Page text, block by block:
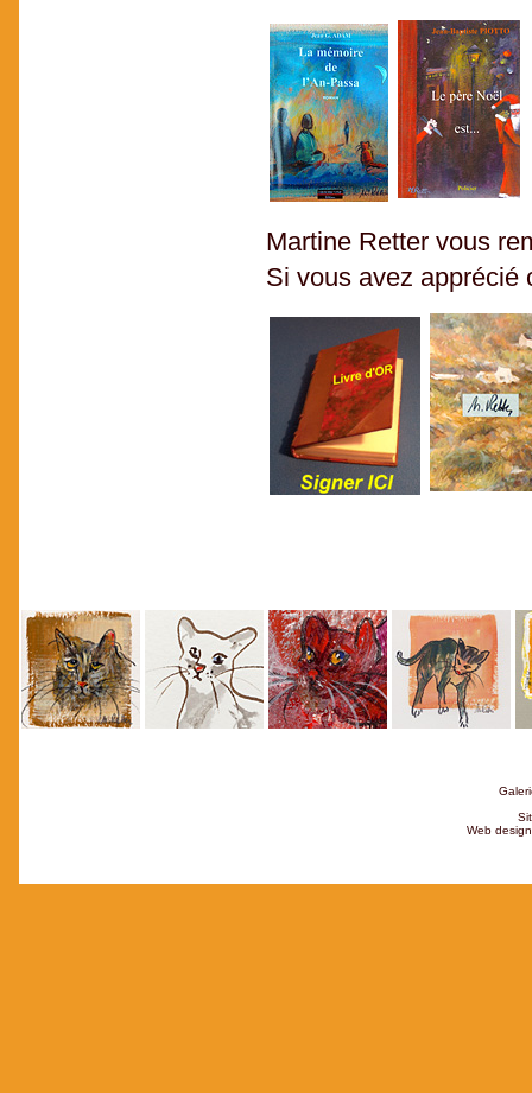
Martine Retter vous
Si vous avez
Web